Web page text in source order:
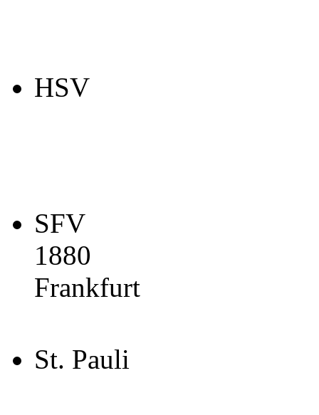
HSV
SFV
1880
Frankfurt
St. Pauli